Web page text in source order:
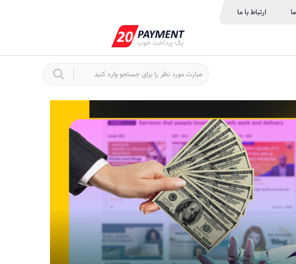
ارتباط با ما